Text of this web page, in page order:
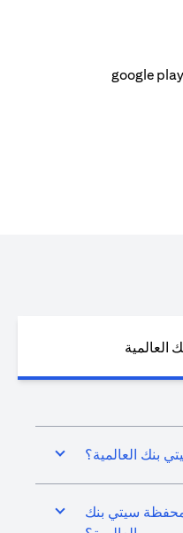
بنك العالمية؟
سيتي بنك